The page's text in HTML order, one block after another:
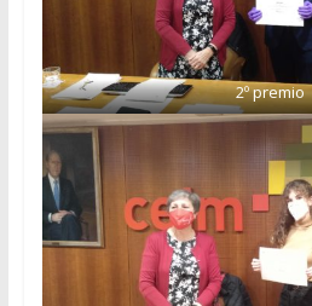
2º premio